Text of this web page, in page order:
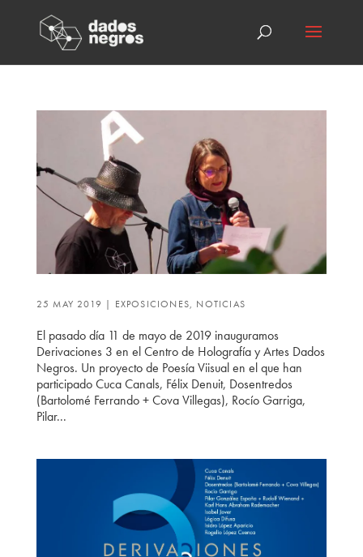
25 MAY 2019 | EXPOSICIONES, NOTICIAS
El pasado día 11 de mayo de 2019 inauguramos
Derivaciones 3 en el Centro de Holografía y Artes Dados
Negros. Un proyecto de Poesía Viisual en el que han
participado Cuca Canals, Félix Denuit, Dosentredos
(Bartolomé Ferrando + Cova Villegas), Rocío Garriga,
Pilar...